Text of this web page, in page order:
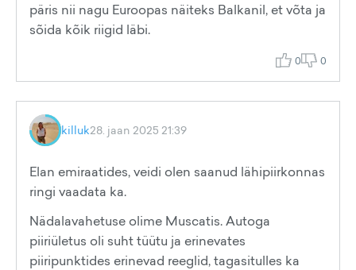
päris nii nagu Euroopas näiteks Balkanil, et võta ja
sõida kõik riigid läbi.
0 0
killuk28. jaan 2025 21:39
Elan emiraatides, veidi olen saanud lähipiirkonnas
ringi vaadata ka.
Nädalavahetuse olime Muscatis. Autoga
piiriületus oli suht tüütu ja erinevates
piiripunktides erinevad reeglid, tagasitulles ka